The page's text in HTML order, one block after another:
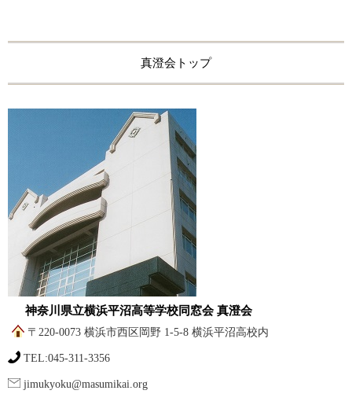
真澄会トップ
神奈川県立横浜平沼高等学校同窓会 真澄会
〒220-0073 横浜市西区岡野 1-5-8 横浜平沼高校内
TEL:045-311-3356
jimukyoku@masumikai.org